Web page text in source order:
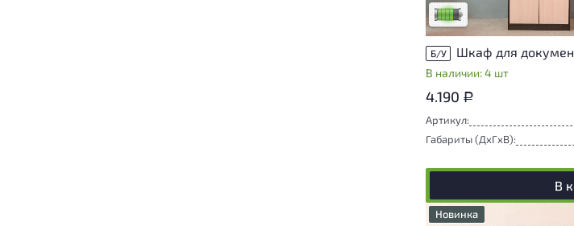
Низкая степень износа
Б/У Шкаф для
В наличии: 4 шт
4.190 Р
Артикул:
Габариты (ДxГxВ):
В
Новинка